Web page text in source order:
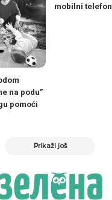
na podu”
pomoći
mobilni telefon
Prikaži još